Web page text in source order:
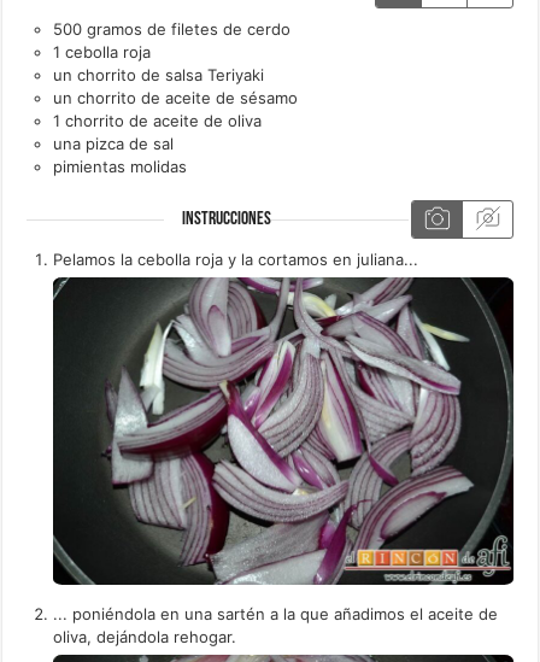
500 gramos de filetes de cerdo
1 cebolla roja
un chorrito de salsa Teriyaki
un chorrito de aceite de sésamo
1 chorrito de aceite de oliva
una pizca de sal
pimientas molidas
INSTRUCCIONES
Pelamos la cebolla roja y la cortamos en juliana...
... poniéndola en una sartén a la que añadimos el aceite de
oliva, dejándola rehogar.